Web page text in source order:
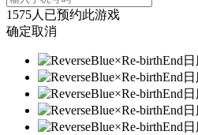
1575人已预约此游戏
确定取消